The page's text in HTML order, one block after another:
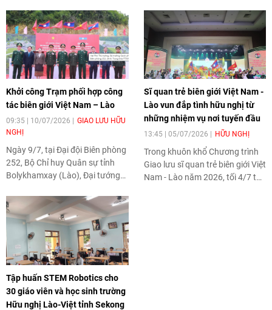
Khởi công Trạm phối hợp công
tác biên giới Việt Nam – Lào
09:35 | 10/07/2026
GIAO LƯU HỮU
NGHỊ
Ngày 9/7, tại Đại đội Biên phòng
252, Bộ Chỉ huy Quân sự tỉnh
Bolykhamxay (Lào), Đại tướng
Chính trị, Phó Thủ tướng Chính
phủ, Bộ trưởng Bộ Quốc phòng
Việt Nam và Đại tướng
Khamliang Outhakaysone, Ủy
viên Bộ Chính trị Đảng Nhân dân
Cách mạng Lào, Phó Thủ tướng
Chính phủ, Bộ trưởng Bộ Quốc
phòng Lào đã cùng thực hiện
nghi thức khởi công Trạm phối
Sĩ quan trẻ biên giới Việt Nam -
Lào vun đắp tình hữu nghị từ
những nhiệm vụ nơi tuyến đầu
13:45 | 05/07/2026 HỮU NGHỊ
Trong khuôn khổ Chương trình
Giao lưu sĩ quan trẻ biên giới Việt
Nam - Lào năm 2026, tối 4/7 tại
Tập huấn STEM Robotics cho
30 giáo viên và học sinh trường
Hữu nghị Lào-Việt tỉnh Sekong